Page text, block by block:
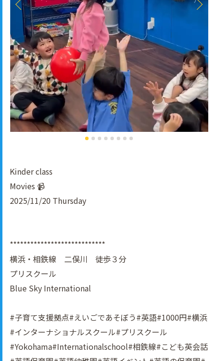
Kinder class
Movies 📹
2025/11/20 Thursday
****************************
横浜・相鉄線 二俣川 徒歩３分
プリスクール
Blue Sky International
#子育て支援拠点#えいごであそぼう#英語#1000円#横浜
#インターナショナルスクール#プリスクール
#Yokohama#Internationalschool#相鉄線#こども英会話